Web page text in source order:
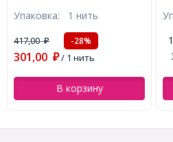
Размер: 24x24x20мм,
Отверстие: 2мм,
(УТ100014292)
Упаковка:
1-2 упак. 164,00
3+ упак.
В корзину